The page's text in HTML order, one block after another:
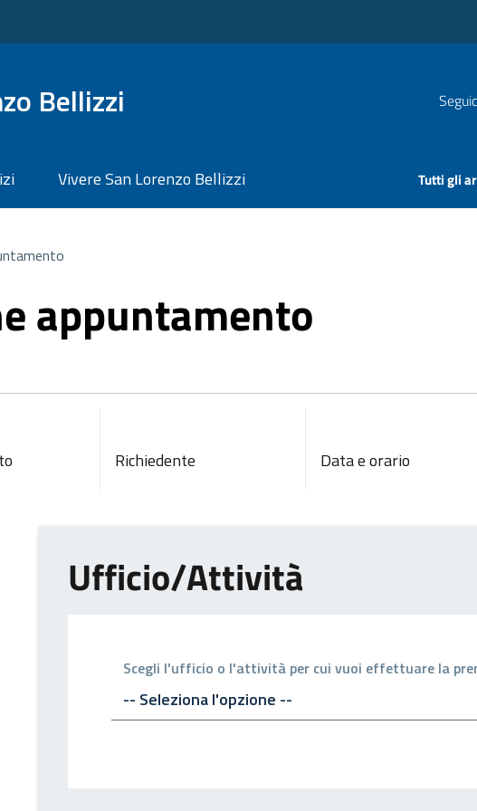
Bellizzi
Vivere San Lorenzo Bellizzi Tutti gli
appuntamento
Richiedente Data e orario
Ufficio/Attività
Scegli l'ufficio o l'attività per cui vuoi effettuare la